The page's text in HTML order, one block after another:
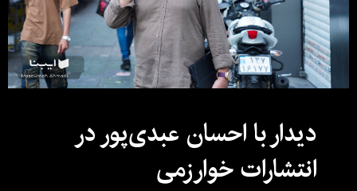
دیدار با احسان عبدی‌پور در
انتشارات خوارزمی